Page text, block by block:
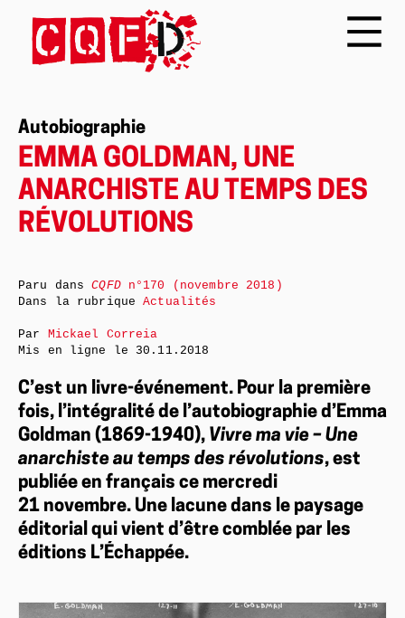
Autobiographie
EMMA GOLDMAN, UNE
ANARCHISTE AU TEMPS DES
RÉVOLUTIONS
C’est un livre-événement. Pour la première
fois, l’intégralité de l’autobiographie d’Emma
Goldman (1869-1940), Vivre ma vie – Une
anarchiste au temps des révolutions, est
publiée en français ce mercredi
21 novembre. Une lacune dans le paysage
éditorial qui vient d’être comblée par les
éditions L’Échappée.
Paru dansCQFDn°170 (novembre 2018)
Dans la rubriqueActualités
Par Mickael Correia
Mis en ligne le 30.11.2018